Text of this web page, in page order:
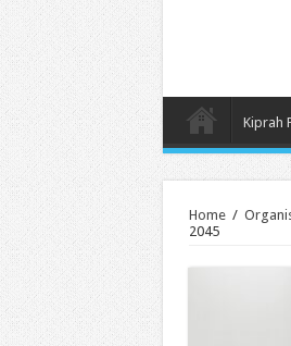
Kiprah
Home /
2045